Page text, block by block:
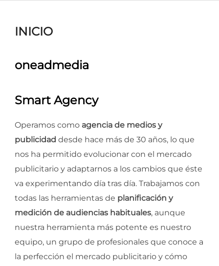
INICIO
oneadmedia
Smart Agency
Operamos como agencia de medios y
publicidad desde hace más de 30 años, lo que
nos ha permitido evolucionar con el mercado
publicitario y adaptarnos a los cambios que éste
va experimentando día tras día. Trabajamos con
todas las herramientas de planificación y
medición de audiencias habituales, aunque
nuestra herramienta más potente es nuestro
equipo, un grupo de profesionales que conoce a
la perfección el mercado publicitario y cómo